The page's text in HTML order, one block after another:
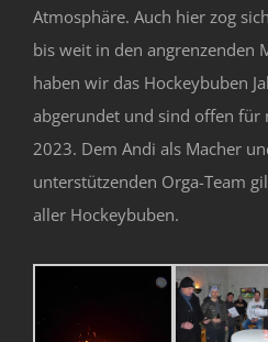
Atmosphäre. Auch hier zog
bis weit in den angrenzenden
haben wir das Hockeybuben
abgerundet und sind offen für
2023. Dem Andi als Macher
unterstützenden Orga-Team
aller Hockeybuben.